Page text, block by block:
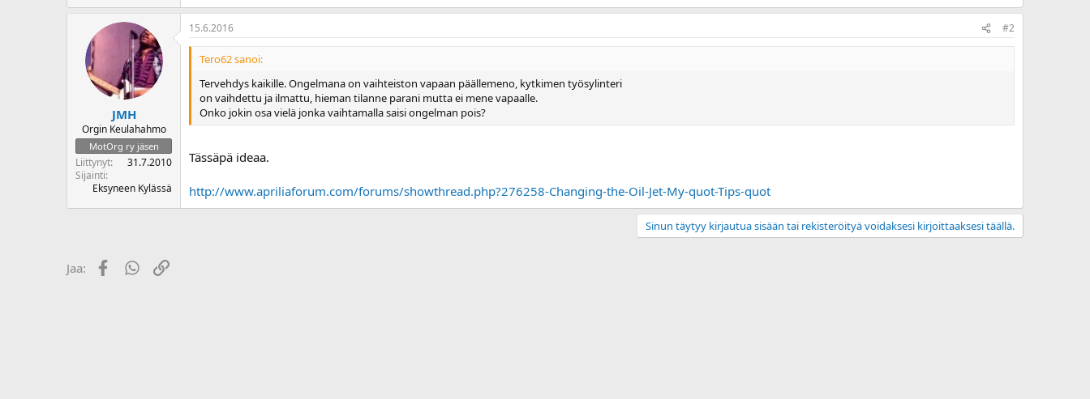
a
JMH
Orgin Keulahahmo
MotOrg ry jäsen
Liittynyt
31.7.2010
Sijainti
Eksyneen Kylässä
15.6.2016 #2
Tero62 sanoi:
Tervehdys kaikille. Ongelmana on vaihteiston vapaan päällemeno, kytkimen työsylinteri
on vaihdettu ja ilmattu, hieman tilanne parani mutta ei mene vapaalle.
Onko jokin osa vielä jonka vaihtamalla saisi ongelman pois?
Tässäpä ideaa.
http://www.apriliaforum.com/forums/showthread.php?276258-Changing-the-Oil-Jet-My-quot-Tips-quot
Sinun täytyy kirjautua sisään tai rekisteröityä voidaksesi kirjoittaaksesi täällä.
Jaa: FacebookWhatsApp
Linkki